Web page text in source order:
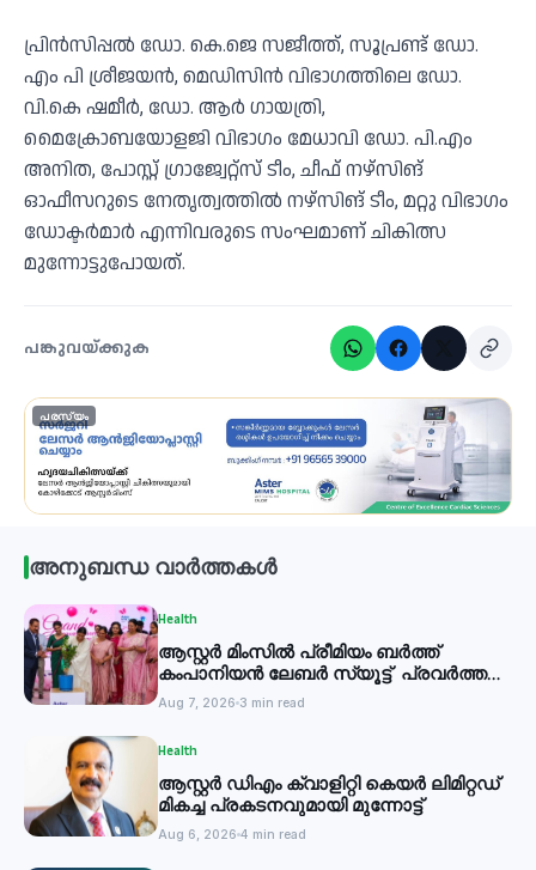
പ്രിന്‍സിപ്പല്‍ ഡോ. കെ.ജെ സജീത്ത്, സൂപ്രണ്ട് ഡോ.
എം പി ശ്രീജയന്‍, മെഡിസിന്‍ വിഭാഗത്തിലെ ഡോ.
വി.കെ ഷമീര്‍, ഡോ. ആര്‍ ഗായത്രി,
മൈക്രോബയോളജി വിഭാഗം മേധാവി ഡോ. പി.എം
അനിത, പോസ്റ്റ് ഗ്രാജ്വേറ്റ്‌സ് ടീം, ചീഫ് നഴ്‌സിങ്
ഓഫീസറുടെ നേതൃത്വത്തില്‍ നഴ്‌സിങ് ടീം, മറ്റു വിഭാഗം
ഡോക്ടര്‍മാര്‍ എന്നിവരുടെ സംഘമാണ് ചികിത്സ
മുന്നോട്ടുപോയത്.
പങ്കുവയ്ക്കുക
പരസ്യം
അനുബന്ധ വാർത്തകൾ
Health
ആസ്റ്റർ മിംസിൽ പ്രീമിയം ബർത്ത്
കംപാനിയൻ ലേബർ സ്യൂട്ട് പ്രവർത്തനം
തുടങ്ങി
Aug 7, 2026 3 min read
Health
ആസ്റ്റർ ഡിഎം ക്വാളിറ്റി കെയർ ലിമിറ്റഡ്
മികച്ച പ്രകടനവുമായി മുന്നോട്ട്
Aug 6, 2026 4 min read